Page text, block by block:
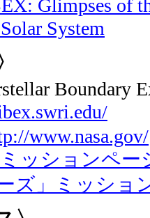
Glimpses of
System
Boundary
www.nasa.gov/
ミッションペー
ズ」ミッショ